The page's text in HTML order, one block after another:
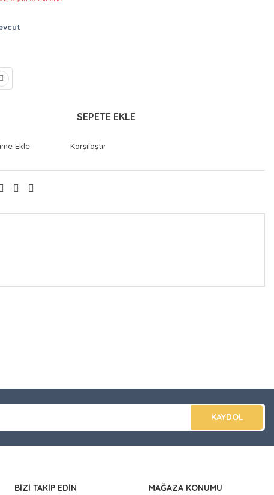
SEPETE EKLE
Karşılaştır
KAYDOL
BİZİ TAKİP EDİN MAĞAZA KONUMU